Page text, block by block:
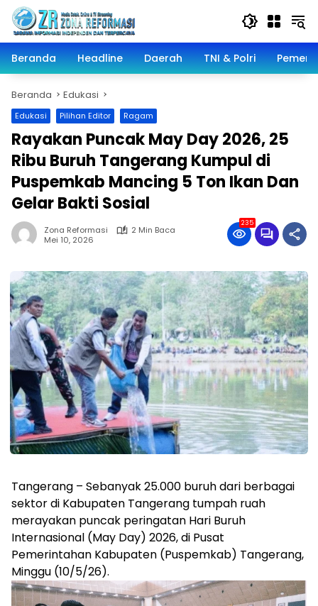
Langsung
konten
Beranda
Headline Daerah TNI & Polri
Beranda Edukasi
Edukasi Pilihan Editor Ragam
Rayakan Puncak May Day 2026, 25
Ribu Buruh Tangerang Kumpul di
Puspemkab Mancing 5 Ton Ikan Dan
Gelar Bakti Sosial
Zona Reformasi
2 Min Baca
Mei 10, 2026
235
Tangerang – Sebanyak 25.000 buruh dari berbagai
sektor di Kabupaten Tangerang tumpah ruah
merayakan puncak peringatan Hari Buruh
Internasional (May Day) 2026, di Pusat
Pemerintahan Kabupaten (Puspemkab) Tangerang,
Minggu (10/5/26).